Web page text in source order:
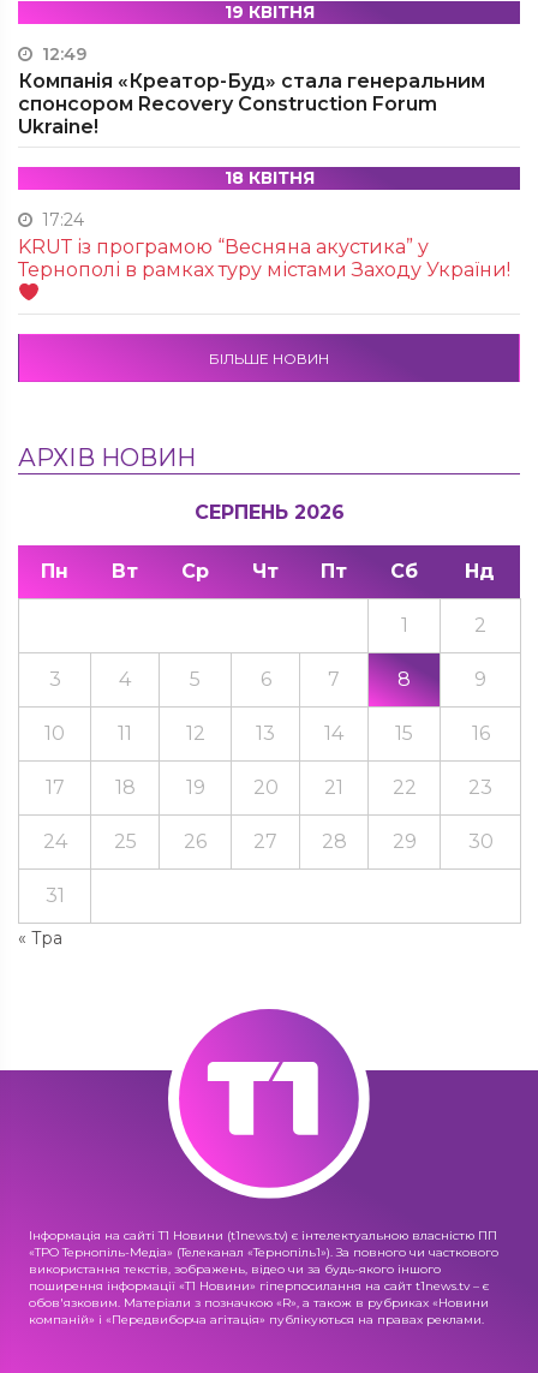
19 КВІТНЯ
12:49
Компанія «Креатор-Буд» стала генеральним
спонсором Recovery Construction Forum
Ukraine!
18 КВІТНЯ
17:24
KRUТ із програмою “Весняна акустика” у
Тернополі в рамках туру містами Заходу України!
БІЛЬШЕ НОВИН
АРХІВ НОВИН
СЕРПЕНЬ 2026
Пн Вт Ср Чт Пт Сб Нд
« Тра
1 2
3 4 5 6 7 8 9
10 11 12 13 14 15 16
17 18 19 20 21 22 23
24 25 26 27 28 29 30
31
Інформація на сайті Т1 Новини (t1news.tv) є інтелектуальною власністю ПП
«ТРО Тернопіль-Медіа» (Телеканал «Тернопіль1»). За повного чи часткового
використання текстів, зображень, відео чи за будь-якого іншого
поширення інформації «Т1 Новини» гіперпосилання на сайт t1news.tv – є
обов'язковим. Матеріали з позначкою «R», а також в рубриках «Новини
компаній» і «Передвиборча агітація» публікуються на правах реклами.